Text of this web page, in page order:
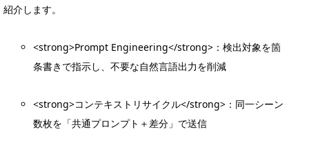
紹介します。
<strong>Prompt Engineering</strong>：検出対象を箇
条書きで指示し、不要な自然言語出力を削減
<strong>コンテキストリサイクル</strong>：同一シーン
数枚を「共通プロンプト＋差分」で送信